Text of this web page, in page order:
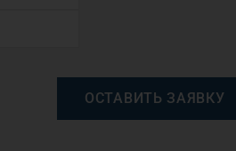
ОСТАВИТЬ ЗАЯВКУ